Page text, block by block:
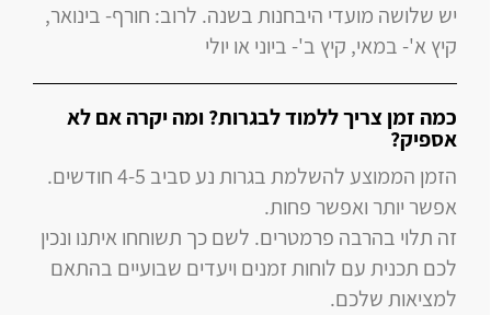
יש שלושה מועדי היבחנות בשנה. לרוב: חורף- בינואר,
קיץ א'- במאי, קיץ ב'- ביוני או יולי
כמה זמן צריך ללמוד לבגרות? ומה יקרה אם לא
אספיק?
הזמן הממוצע להשלמת בגרות נע סביב 4-5 חודשים.
אפשר יותר ואפשר פחות.
זה תלוי בהרבה פרמטרים. לשם כך תשוחחו איתנו ונכין
לכם תכנית עם לוחות זמנים ויעדים שבועיים בהתאם
למציאות שלכם.